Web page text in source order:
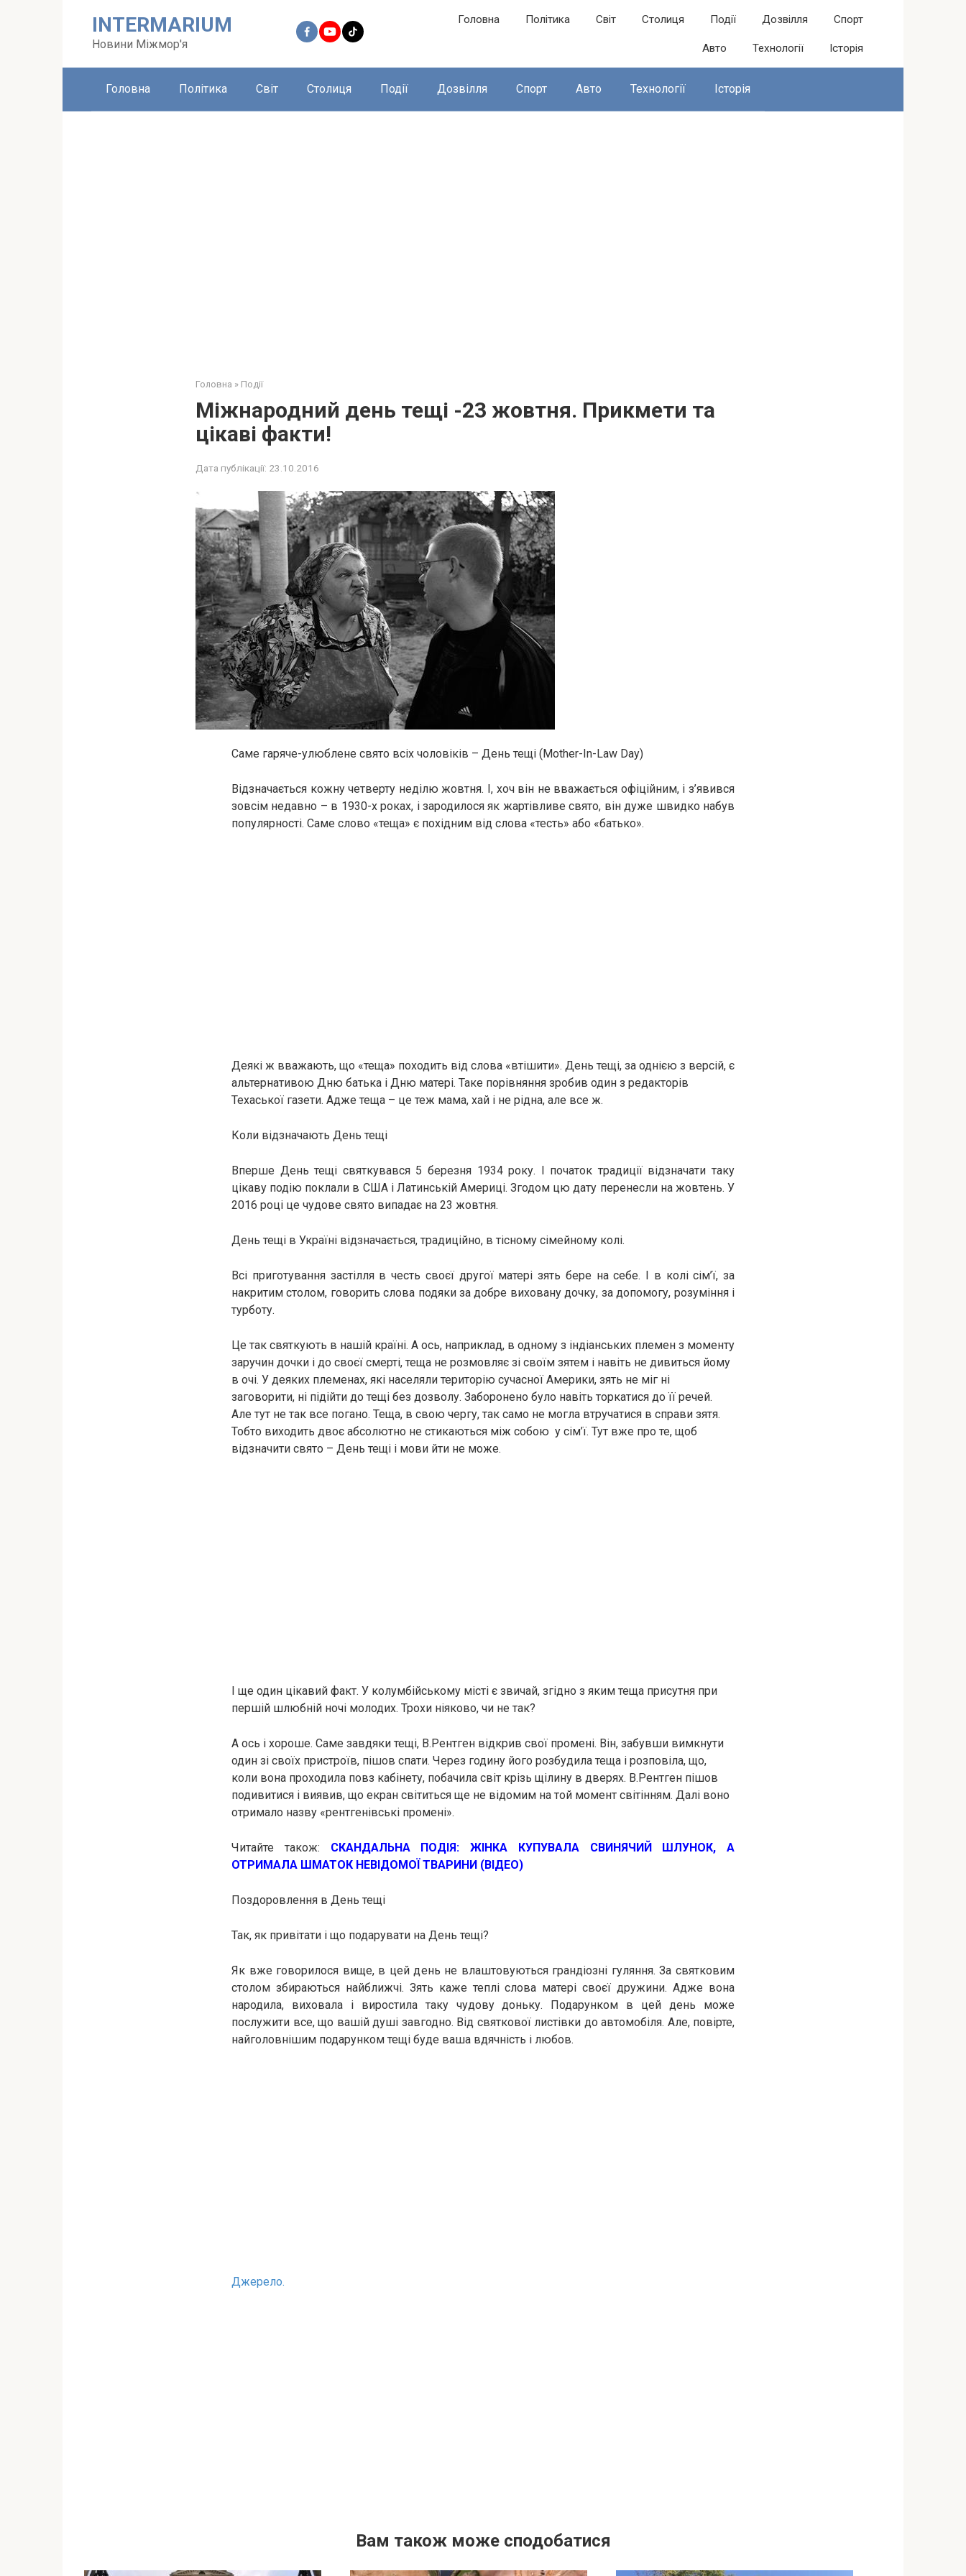
INTERMARIUM
Новини Міжмор'я
Головна Політика Світ Столиця Події Дозвілля Спорт
Авто Технології Історія
Головна Політика Світ Столиця Події Дозвілля Спорт Авто Технології Історія
Головна » Події
Міжнародний день тещі -23 жовтня. Прикмети та
цікаві факти!
Дата публікації: 23.10.2016
Саме гаряче-улюблене свято всіх чоловіків – День тещі (Mother-In-Law Day)
Відзначається кожну четверту неділю жовтня. І, хоч він не вважається офіційним, і з’явився
зовсім недавно – в 1930-х роках, і зародилося як жартівливе свято, він дуже швидко набув
популярності. Саме слово «теща» є похідним від слова «тесть» або «батько».
Деякі ж вважають, що «теща» походить від слова «втішити». День тещі, за однією з версій, є
альтернативою Дню батька і Дню матері. Таке порівняння зробив один з редакторів
Техаської газети. Адже теща – це теж мама, хай і не рідна, але все ж.
Коли відзначають День тещі
Вперше День тещі святкувався 5 березня 1934 року. І початок традиції відзначати таку
цікаву подію поклали в США і Латинській Америці. Згодом цю дату перенесли на жовтень. У
2016 році це чудове свято випадає на 23 жовтня.
День тещі в Україні відзначається, традиційно, в тісному сімейному колі.
Всі приготування застілля в честь своєї другої матері зять бере на себе. І в колі сім’ї, за
накритим столом, говорить слова подяки за добре виховану дочку, за допомогу, розуміння і
турботу.
Це так святкують в нашій країні. А ось, наприклад, в одному з індіанських племен з моменту
заручин дочки і до своєї смерті, теща не розмовляє зі своїм зятем і навіть не дивиться йому
в очі. У деяких племенах, які населяли територію сучасної Америки, зять не міг ні
заговорити, ні підійти до тещі без дозволу. Заборонено було навіть торкатися до її речей.
Але тут не так все погано. Теща, в свою чергу, так само не могла втручатися в справи зятя.
Тобто виходить двоє абсолютно не стикаються між собою у сім’ї. Тут вже про те, щоб
відзначити свято – День тещі і мови йти не може.
І ще один цікавий факт. У колумбійському місті є звичай, згідно з яким теща присутня при
першій шлюбній ночі молодих. Трохи ніяково, чи не так?
А ось і хороше. Саме завдяки тещі, В.Рентген відкрив свої промені. Він, забувши вимкнути
один зі своїх пристроїв, пішов спати. Через годину його розбудила теща і розповіла, що,
коли вона проходила повз кабінету, побачила світ крізь щілину в дверях. В.Рентген пішов
подивитися і виявив, що екран світиться ще не відомим на той момент світінням. Далі воно
отримало назву «рентгенівські промені».
Читайте також: СКАНДАЛЬНА ПОДІЯ: ЖІНКА КУПУВАЛА СВИНЯЧИЙ ШЛУНОК, А
ОТРИМАЛА ШМАТОК НЕВІДОМОЇ ТВАРИНИ (ВІДЕО)
Поздоровлення в День тещі
Так, як привітати і що подарувати на День тещі?
Як вже говорилося вище, в цей день не влаштовуються грандіозні гуляння. За святковим
столом збираються найближчі. Зять каже теплі слова матері своєї дружини. Адже вона
народила, виховала і виростила таку чудову доньку. Подарунком в цей день може
послужити все, що вашій душі завгодно. Від святкової листівки до автомобіля. Але, повірте,
найголовнішим подарунком тещі буде ваша вдячність і любов.
Джерело.
Вам також може сподобатися